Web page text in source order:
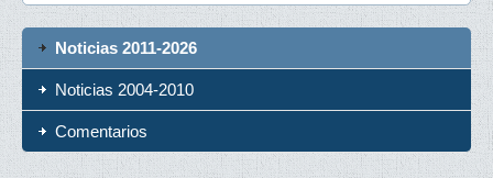
Noticias 2011-2026
Noticias 2004-2010
Comentarios